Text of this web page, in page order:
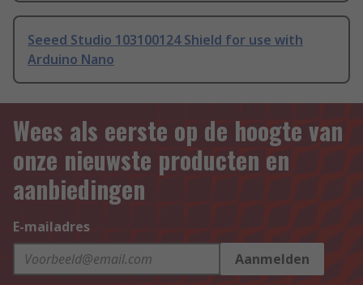
Seeed Studio 103100124 Shield for use with
Arduino Nano
Wees als eerste op de hoogte van
onze nieuwste producten en
aanbiedingen
E-mailadres
Aanmelden